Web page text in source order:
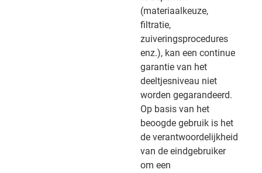
(materiaalkeuze,
filtratie,
zuiveringsprocedures
enz.), kan een continue
garantie van het
deeltjesniveau niet
worden gegarandeerd.
Op basis van het
beoogde gebruik is het
de verantwoordelijkheid
van de eindgebruiker
om een